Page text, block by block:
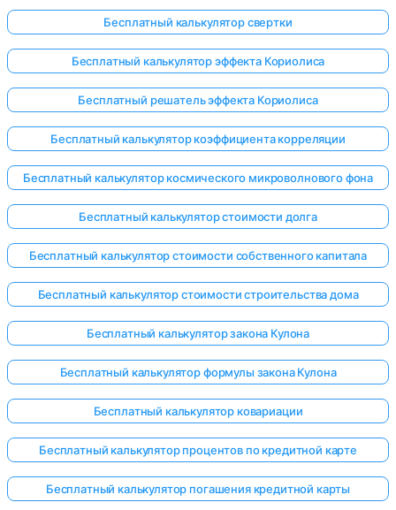
Бесплатный калькулятор свертки
Бесплатный калькулятор эффекта Кориолиса
Бесплатный решатель эффекта Кориолиса
Бесплатный калькулятор коэффициента корреляции
Бесплатный калькулятор космического микроволнового фона
Бесплатный калькулятор стоимости долга
Бесплатный калькулятор стоимости собственного капитала
Бесплатный калькулятор стоимости строительства дома
Бесплатный калькулятор закона Кулона
Бесплатный калькулятор формулы закона Кулона
Бесплатный калькулятор ковариации
Бесплатный калькулятор процентов по кредитной карте
Бесплатный калькулятор погашения кредитной карты